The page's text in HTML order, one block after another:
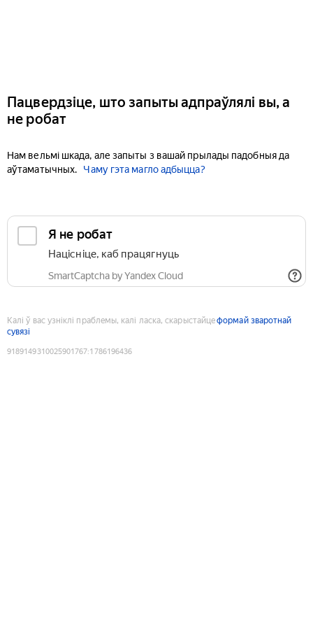
Пацвердзіце, што запыты адпраўлялі вы, а
не робат
Нам вельмі шкада, але запыты з вашай прылады падобныя да
аўтаматычных.
Чаму гэта магло адбыцца?
Я не робат
Націсніце, каб працягнуць
SmartCaptcha by Yandex Cloud
Калі ў вас узніклі праблемы, калі ласка, скарыстайцеформай зваротнай
сувязі
9189149310025901767:1786196436